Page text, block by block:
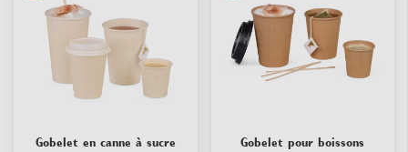
Gobelet en canne à sucre
Gobelet pour boissons